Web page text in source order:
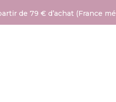
de 79 € d’achat (France